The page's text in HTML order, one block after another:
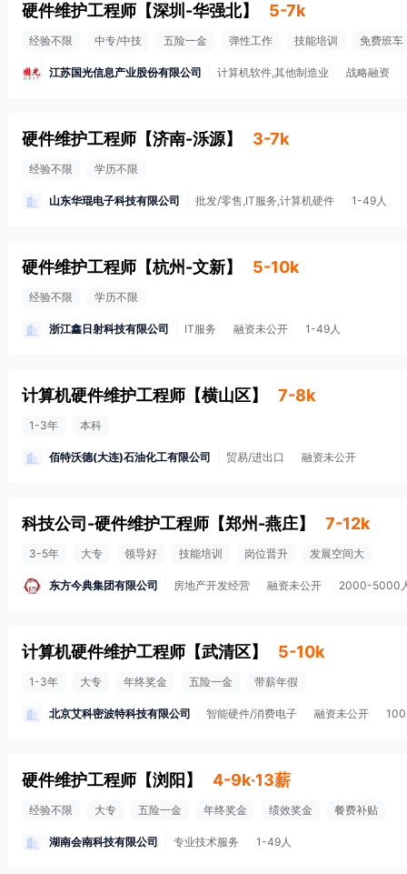
硬件维护工程师 【深圳-华强北】 5-7k
经验不限 中专/中技 五险一金 弹性工作 技能培训 免费班车
江苏国光信息产业股份有限公司 计算机软件,其他制造业 战略融资
硬件维护工程师 【济南-泺源】 3-7k
经验不限 学历不限
山东华琨电子科技有限公司 批发/零售,IT服务,计算机硬件 1-49人
硬件维护工程师 【杭州-文新】 5-10k
经验不限 学历不限
浙江鑫日射科技有限公司 IT服务 融资未公开 1-49人
计算机硬件维护工程师 【横山区】 7-8k
1-3年 本科
佰特沃德(大连)石油化工有限公司 贸易/进出口 融资未公开
科技公司-硬件维护工程师 【郑州-燕庄】 7-12k
3-5年 大专 领导好 技能培训 岗位晋升 发展空间大
东方今典集团有限公司 房地产开发经营 融资未公开 2000-5000
计算机硬件维护工程师 【武清区】 5-10k
1-3年 大专 年终奖金 五险一金 带薪年假
北京艾科密波特科技有限公司 智能硬件/消费电子 融资未公开
硬件维护工程师 【浏阳 】 4-9k·13薪
经验不限 大专 五险一金 年终奖金 绩效奖金 餐费补贴
湖南会南科技有限公司 专业技术服务 1-49人